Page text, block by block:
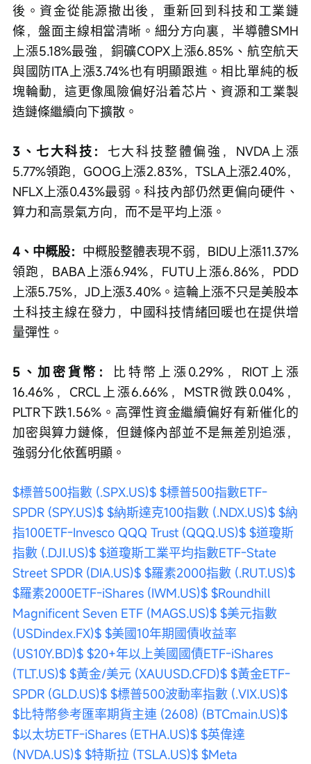
後。資金從能源撤出後，重新回到科技和工業鏈
條，盤面主線相當清晰。細分方向裏，半導體SMH
上漲5.18%最強，銅礦COPX上漲6.85%、航空航天
與國防ITA上漲3.74%也有明顯跟進。相比單純的板
塊輪動，這更像風險偏好沿着芯片、資源和工業製
造鏈條繼續向下擴散。
3、七大科技： 七大科技整體偏強，NVDA上漲
5.77%領跑，GOOG上漲2.83%，TSLA上漲2.40%，
NFLX上漲0.43%最弱。科技內部仍然更偏向硬件、
算力和高景氣方向，而不是平均上漲。
4、中概股： 中概股整體表現不弱，BIDU上漲11.37%
領跑，BABA上漲6.94%，FUTU上漲6.86%，PDD
上漲5.75%，JD上漲3.40%。這輪上漲不只是美股本
土科技主線在發力，中國科技情緒回暖也在提供增
量彈性。
5、加密貨幣： 比特幣上漲0.29%，RIOT上漲
16.46%，CRCL上漲6.66%，MSTR微跌0.04%，
PLTR下跌1.56%。高彈性資金繼續偏好有新催化的
加密與算力鏈條，但鏈條內部並不是無差別追漲，
強弱分化依舊明顯。
$標普500指數 (.SPX.US)$ $標普500指數ETF-
SPDR (SPY.US)$ $納斯達克100指數 (.NDX.US)$ $納
指100ETF-Invesco QQQ Trust (QQQ.US)$ $道瓊斯
指數 (.DJI.US)$ $道瓊斯工業平均指數ETF-State
Street SPDR (DIA.US)$ $羅素2000指數 (.RUT.US)$
$羅素2000ETF-iShares (IWM.US)$ $Roundhill
Magnificent Seven ETF (MAGS.US)$ $美元指數
(USDindex.FX)$ $美國10年期國債收益率
(US10Y.BD)$ $20+年以上美國國債ETF-iShares
(TLT.US)$ $黃金/美元 (XAUUSD.CFD)$ $黃金ETF-
SPDR (GLD.US)$ $標普500波動率指數 (.VIX.US)$
$比特幣參考匯率期貨主連 (2608) (BTCmain.US)$
$以太坊ETF-iShares (ETHA.US)$ $英偉達
(NVDA.US)$ $特斯拉 (TSLA.US)$ $Meta